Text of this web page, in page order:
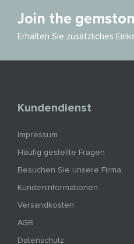
Join the
Erhalten Sie zusätzliches
Kundendienst
Impressum
Häufig gestellte Fragen
Besuchen Sie unsere Firma
Kundeninformationen
Versandkosten
AGB
Datenschutz